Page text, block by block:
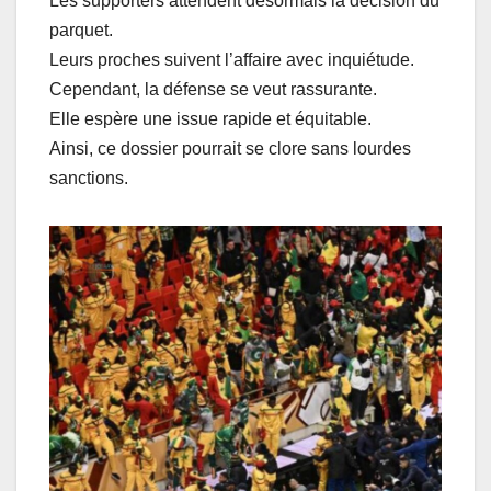
parquet.
Leurs proches suivent l’affaire avec inquiétude.
Cependant, la défense se veut rassurante.
Elle espère une issue rapide et équitable.
Ainsi, ce dossier pourrait se clore sans lourdes
sanctions.